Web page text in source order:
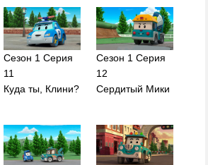
Сезон 1 Серия
11
Куда ты, Клини?
Сезон 1 Серия
12
Сердитый Мики